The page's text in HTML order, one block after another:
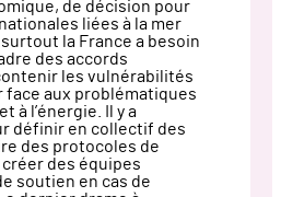
de décision pour
liées à la mer
la France a besoin
des accords
les vulnérabilités
face aux problématiques
à l’énergie. Il y a
définir en collectif des
des protocoles de
des équipes
soutien en cas de